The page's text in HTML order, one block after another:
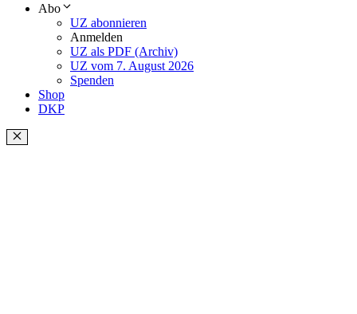
Abo
UZ abonnieren
Anmelden
UZ als PDF (Archiv)
UZ vom 7. August 2026
Spenden
Shop
DKP
Schließen